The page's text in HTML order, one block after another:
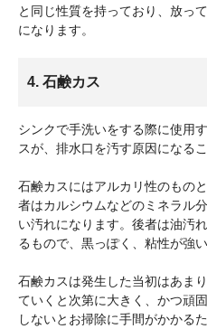
と同じ性質を持っており、放っ
になります。
4. 石鹸カス
シンクで手洗いをする際に使用
スが、排水口を汚す原因になる
石鹸カスにはアルカリ性のもの
者はカルシウムなどのミネラル
い汚れになります。後者は油汚
るもので、黒っぽく、粘性が強
石鹸カスは発生した当初はあま
ていくと次第に大きく、かつ頑
しないとお掃除に手間がかかる